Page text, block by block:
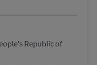
Republic of